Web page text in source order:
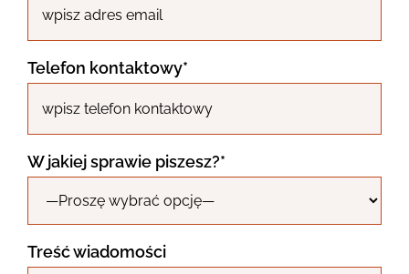
Telefon kontaktowy*
W jakiej sprawie piszesz?*
Treść wiadomości